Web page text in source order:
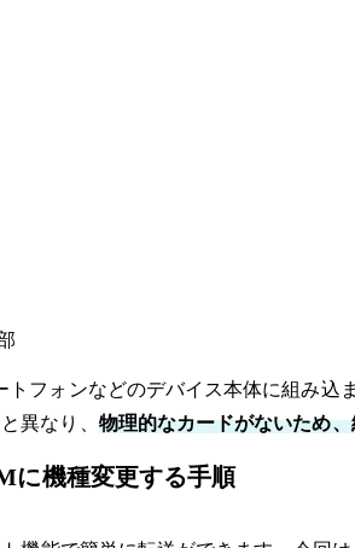
トフォンなどのデバイス本体に組み
異なり、 物理的なカードがないため
に機種変更する手順